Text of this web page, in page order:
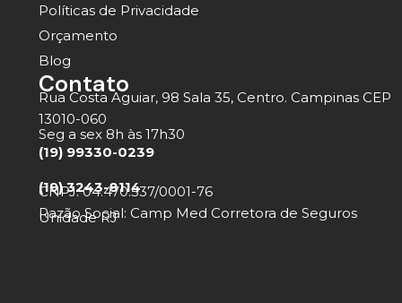
Políticas de Privacidade
Orçamento
Blog
Contato
Rua Costa Aguiar, 98 Sala 35, Centro. Campinas CEP
13010-060
Seg a sex 8h às 17h30
(19) 99330-0239
(19) 3243-8114
CNPJ: 04.470.537/0001-76
Razão Social: Camp Med Corretora de Seguros
Unidade RJ